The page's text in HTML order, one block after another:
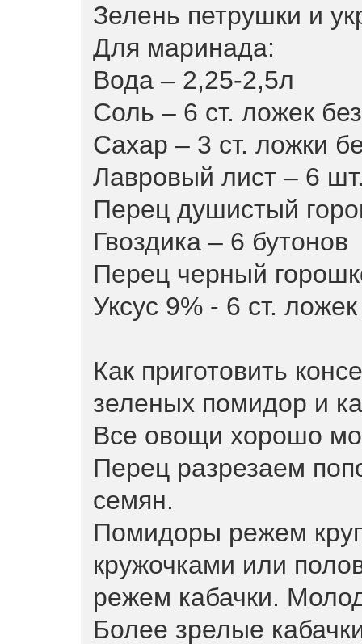
Зелень петрушки и
Для маринада:
Вода – 2,25-2,5л
Соль – 6 ст. ложек
Сахар – 3 ст. ложки
Лавровый лист – 6
Перец душистый
Гвоздика – 6 бутонов
Перец черный
Уксус 9% - 6 ст. ложек
Как приготовить
зеленых помидор и
Все овощи хорошо
Перец разрезаем
семян.
Помидоры режем
кружочками или
режем кабачки.
Более зрелые